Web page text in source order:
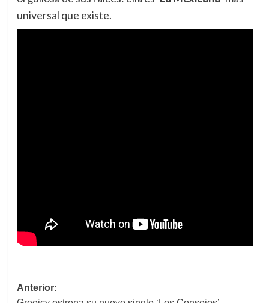
universal que existe.
Navegación
Anterior: